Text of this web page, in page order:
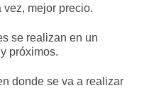
mejor precio.
se realizan en un
próximos.
donde se va a realizar